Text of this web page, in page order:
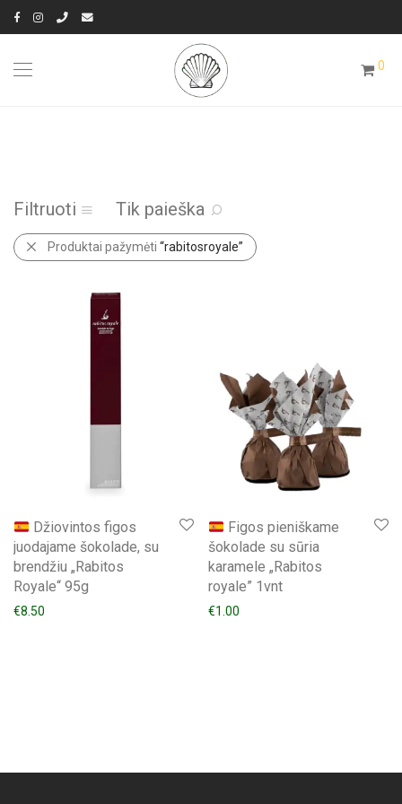
0
Filtruoti Tik paieška
Produktai pažymėti “rabitosroyale”
Džiovintos figos
juodajame šokolade, su
brendžiu „Rabitos
Royale“ 95g
€8.50
Figos pieniškame
šokolade su sūria
karamele „Rabitos
royale” 1vnt
€1.00